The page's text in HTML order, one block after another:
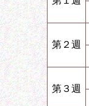
第２週
第３週